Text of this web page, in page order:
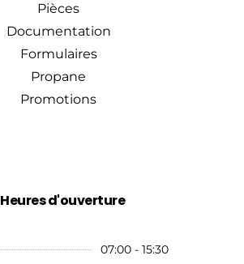
Pièces
Documentation
Formulaires
Propane
Promotions
Heures d'ouverture
07:00 - 15:30